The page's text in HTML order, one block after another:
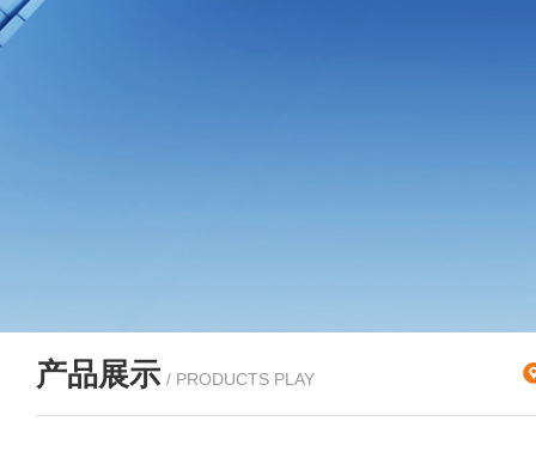
产品展示 / PRODUCTS PLAY